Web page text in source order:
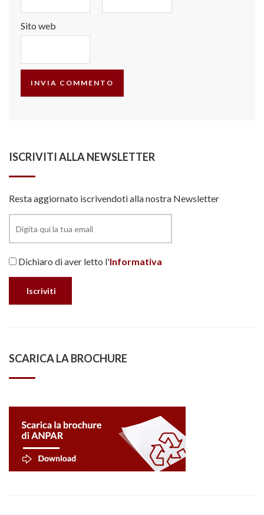
Sito web
ISCRIVITI ALLA NEWSLETTER
Resta aggiornato iscrivendoti alla nostra Newsletter
Dichiaro di aver letto l'Informativa
SCARICA LA BROCHURE